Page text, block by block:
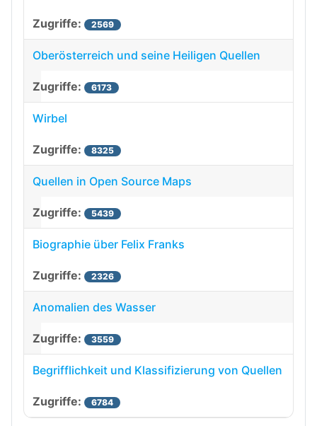
2569
Oberösterreich und seine Heiligen Quellen
6173
Wirbel
8325
Quellen in Open Source Maps
5439
Biographie über Felix Franks
2326
Anomalien des Wasser
3559
Begrifflichkeit und Klassifizierung von Quellen
6784